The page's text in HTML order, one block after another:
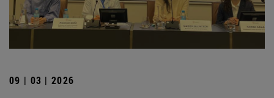
09 | 03 | 2026